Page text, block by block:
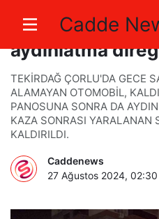
Cadde
Önce reklam
aydınlatma
TEKİRDAĞ ÇORLU'DA GECE
ALAMAYAN OTOMOBİL,
PANOSUNA SONRA DA
KAZA SONRASI YARALANAN
KALDIRILDI.
Caddenews
27 Ağustos 2024, 02:30